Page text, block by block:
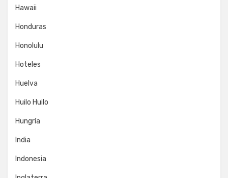
Hawaii
Honduras
Honolulu
Hoteles
Huelva
Huilo Huilo
Hungría
India
Indonesia